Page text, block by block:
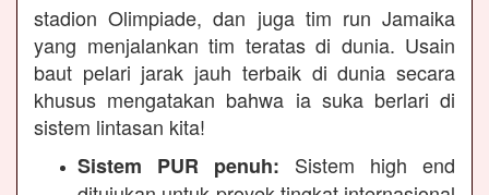
stadion Olimpiade, dan juga tim run Jamaika
yang menjalankan tim teratas di dunia. Usain
baut pelari jarak jauh terbaik di dunia secara
khusus mengatakan bahwa ia suka berlari di
sistem lintasan kita!
Sistem PUR penuh: Sistem high end